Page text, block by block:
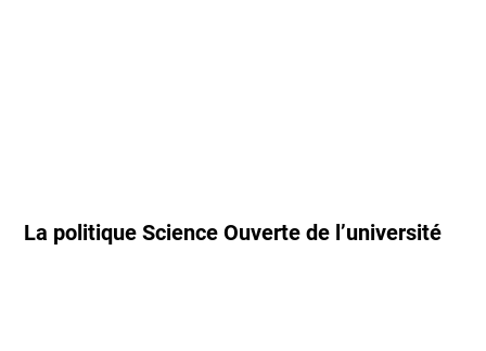
La politique Science Ouverte de l’université